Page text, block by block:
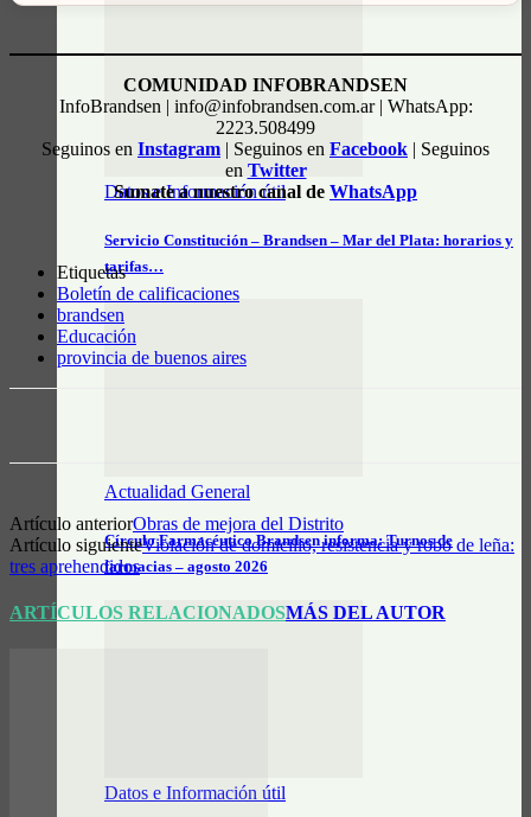
Datos e Información útil
Servicio Constitución – Brandsen – Mar del Plata: horarios y
tarifas…
Actualidad General
Círculo Farmacéutico Brandsen informa: Turnos de
farmacias – agosto 2026
Datos e Información útil
COMUNIDAD INFOBRANDSEN
InfoBrandsen | info@infobrandsen.com.ar | WhatsApp:
2223.508499
Seguinos en Instagram | Seguinos en Facebook | Seguinos
en Twitter
Sumate a nuestro canal de WhatsApp
Etiquetas
Boletín de calificaciones
brandsen
Educación
provincia de buenos aires
Artículo anteriorObras de mejora del Distrito
Artículo siguienteViolación de domicilio, resistencia y robo de leña:
tres aprehendidos
ARTÍCULOS RELACIONADOSMÁS DEL AUTOR